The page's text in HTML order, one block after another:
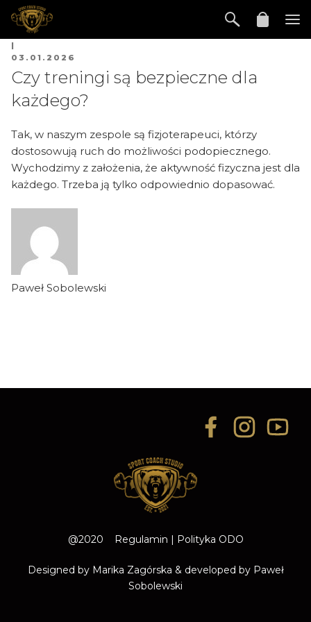
|
03.01.2026
Czy treningi są bezpieczne dla
każdego?
Tak, w naszym zespole są fizjoterapeuci, którzy
dostosowują ruch do możliwości podopiecznego.
Wychodzimy z założenia, że aktywność fizyczna jest dla
każdego. Trzeba ją tylko odpowiednio dopasować.
Paweł Sobolewski
@2020 Regulamin | Polityka ODO
Designed by Marika Zagórska & developed by Paweł
Sobolewski